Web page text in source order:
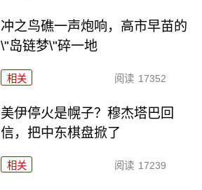
冲之鸟礁一声炮响，高市早苗的
\"岛链梦\"碎一地
相关 阅读 17352
美伊停火是幌子？穆杰塔巴回
信，把中东棋盘掀了
相关 阅读 17239